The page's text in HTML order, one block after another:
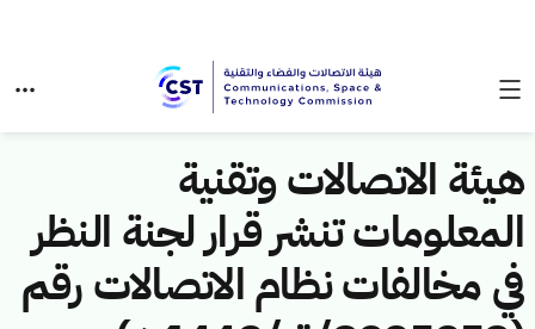
هيئة الاتصالات وتقنية
المعلومات تنشر قرار لجنة النظر
في مخالفات نظام الاتصالات رقم